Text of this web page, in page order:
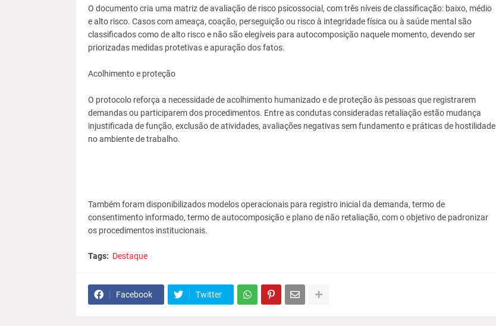
O documento cria uma matriz de avaliação de risco psicossocial, com três níveis de classificação: baixo, médio
e alto risco. Casos com ameaça, coação, perseguição ou risco à integridade física ou à saúde mental são
classificados como de alto risco e não são elegíveis para autocomposição naquele momento, devendo ser
priorizadas medidas protetivas e apuração dos fatos.
Acolhimento e proteção
O protocolo reforça a necessidade de acolhimento humanizado e de proteção às pessoas que registrarem
demandas ou participarem dos procedimentos. Entre as condutas consideradas retaliação estão mudança
injustificada de função, exclusão de atividades, avaliações negativas sem fundamento e práticas de hostilidade
no ambiente de trabalho.
Também foram disponibilizados modelos operacionais para registro inicial da demanda, termo de
consentimento informado, termo de autocomposição e plano de não retaliação, com o objetivo de padronizar
os procedimentos institucionais.
Tags: Destaque
Facebook Twitter